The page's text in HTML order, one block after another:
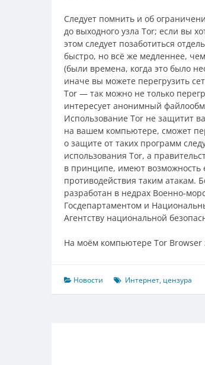
Следует помнить и об
до выходного узла Tor; если вы
этом следует позаботиться
быстро, но всё же медленнее,
(были времена, когда это было
иначе вы можете перегрузить
Tor — так можно не только
интересует анонимный
Использование Tor не защитит
на вашем компьютере, сможет
о защите от таких программ
использования Tor, а
в принципе, имеют возможность
противодействия таким атакам.
разработан в недрах Военно-
Госдепартаментом и
Агентству национальной
На моём компьютере Tor Browser
Новости Интернет, цензура